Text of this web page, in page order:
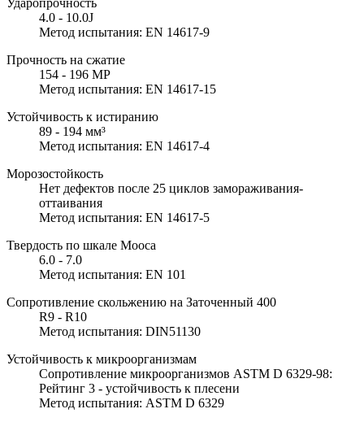
4.0 - 10.0J
Метод испытания: EN 14617-9
Прочность на сжатие
154 - 196 MP
Метод испытания: EN 14617-15
Устойчивость к истиранию
89 - 194 мм³
Метод испытания: EN 14617-4
Морозостойкость
Нет дефектов после 25 циклов замораживания-
оттаивания
Метод испытания: EN 14617-5
Твердость по шкале Мооса
6.0 - 7.0
Метод испытания: EN 101
Сопротивление скольжению на Заточенный 400
R9 - R10
Метод испытания: DIN51130
Устойчивость к микроорганизмам
Сопротивление микроорганизмов ASTM D 6329-98:
Рейтинг 3 - устойчивость к плесени
Метод испытания: ASTM D 6329